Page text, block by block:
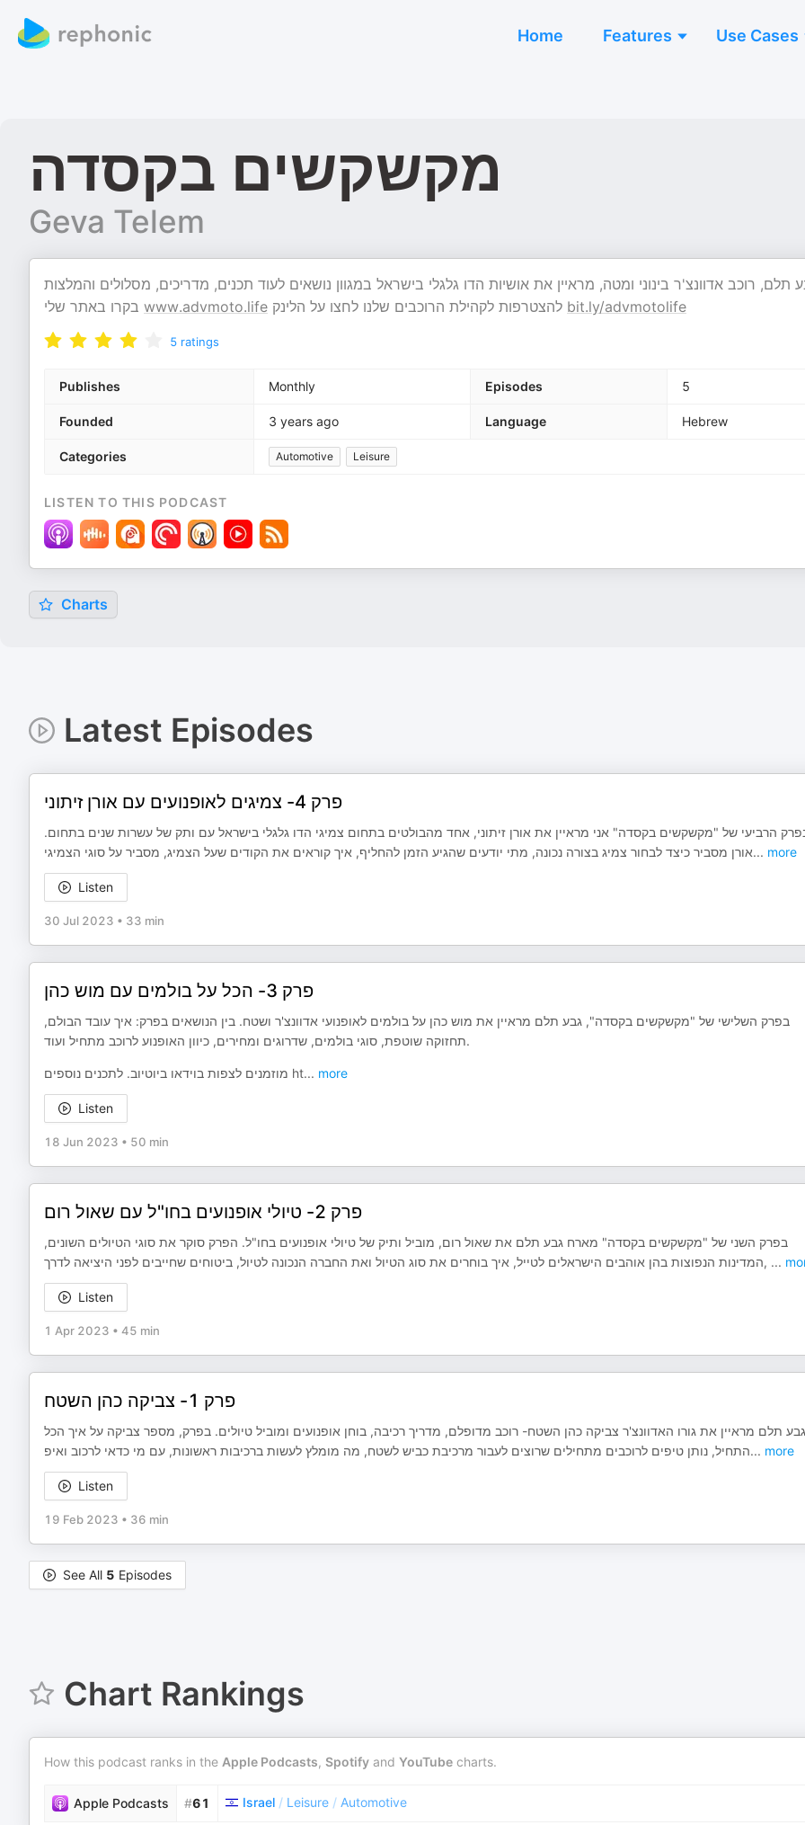
Home Features Use Cases
מקשקשים בקסדה
Geva Telem
תלם, רוכב אדוונצ'ר בינוני ומטה, מראיין את אושיות הדו גלגלי בישראל במגוון נושאים לעוד תכנים, מדריכים, מסלולים והמלצות
www.advmoto.life bit.ly/advmotolife
5 ratings
Publishes Monthly Episodes 5
Founded 3 years ago Language Hebrew
Categories Automotive Leisure
LISTEN TO THIS PODCAST
Charts
Latest Episodes
פרק 4- צמיגים לאופנועים עם אורן זיתוני
הרביעי של "מקשקשים בקסדה" אני מראיין את אורן זיתוני, אחד מהבולטים בתחום צמיגי הדו גלגלי בישראל עם ותק של עשרות שנים בתחום.
אורן מסביר כיצד לבחור צמיג בצורה נכונה, מתי יודעים שהגיע הזמן להחליף, איך קוראים את הקודים שעל הצמיג, מסביר על סוגי הצמיגי... more
Listen
30 Jul 2023 • 33 min
פרק 3- הכל על בולמים עם מוש כהן
בפרק השלישי של "מקשקשים בקסדה", גבע תלם מראיין את מוש כהן על בולמים לאופנועי אדוונצ'ר ושטח. בין הנושאים בפרק: איך עובד הבולם,
תחזוקה שוטפת, סוגי בולמים, שדרוגים ומחירים, כיוון האופנוע לרוכב מתחיל ועוד.
מוזמנים לצפות בוידאו ביוטיוב. לתכנים נוספים ht... more
Listen
18 Jun 2023 • 50 min
פרק 2- טיולי אופנועים בחו"ל עם שאול רום
בפרק השני של "מקשקשים בקסדה" מארח גבע תלם את שאול רום, מוביל ותיק של טיולי אופנועים בחו"ל. הפרק סוקר את סוגי הטיולים השונים,
המדינות הנפוצות בהן אוהבים הישראלים לטייל, איך בוחרים את סוג הטיול ואת החברה הנכונה לטיול, ביטוחים שחייבים לפני היציאה לדרך, ...
Listen
1 Apr 2023 • 45 min
פרק 1- צביקה כהן השטח
גבע תלם מראיין את גורו האדוונצ'ר צביקה כהן השטח- רוכב מדופלם, מדריך רכיבה, בוחן אופנועים ומוביל טיולים. בפרק, מספר צביקה על איך הכל
התחיל, נותן טיפים לרוכבים מתחילים שרוצים לעבור מרכיבת כביש לשטח, מה מומלץ לעשות ברכיבות ראשונות, עם מי כדאי לרכוב ואיפ... more
Listen
19 Feb 2023 • 36 min
See All 5 Episodes
Chart Rankings
How this podcast ranks in the Apple Podcasts, Spotify and YouTube charts.
Apple Podcasts #61 Israel / Leisure / Automotive